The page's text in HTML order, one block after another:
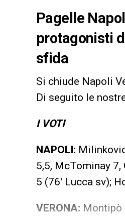
Pagelle
protagonisti
sfida
Si chiude Napoli
Di seguito le
I VOTI
NAPOLI:
5,5, McTominay 7,
5 (76′ Lucca sv);
VERONA: Montipò